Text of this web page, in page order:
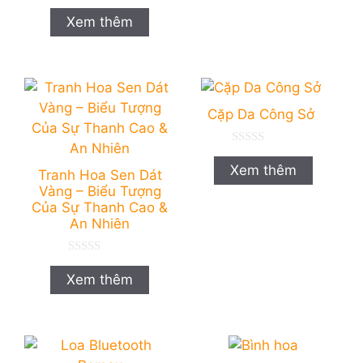
0
n
g
o
Xem thêm
o
Tranh Hoa Sen Dát
Vàng – Biểu Tượng
Của Sự Thanh Cao &
An Nhiên
0
n
g
o
Xem thêm
Cặp Da Công Sở
0
n
g
o
Xem thêm